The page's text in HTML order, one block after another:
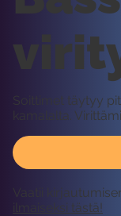
Soittimet täytyy
kamalalta.
Vaatii
ilmaiseksi tästä!